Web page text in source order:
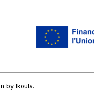
by Ikoula.